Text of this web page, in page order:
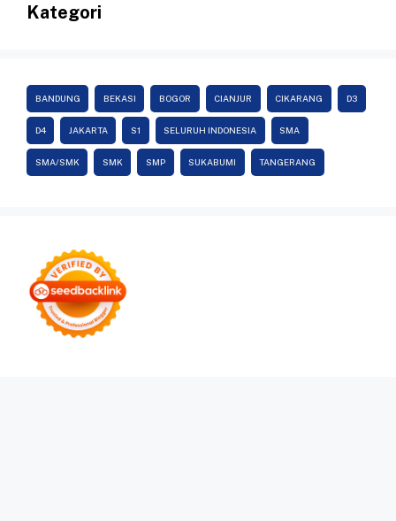
Kategori
BANDUNG BEKASI BOGOR CIANJUR CIKARANG D3
D4 JAKARTA S1 SELURUH INDONESIA SMA
SMA/SMK SMK SMP SUKABUMI TANGERANG